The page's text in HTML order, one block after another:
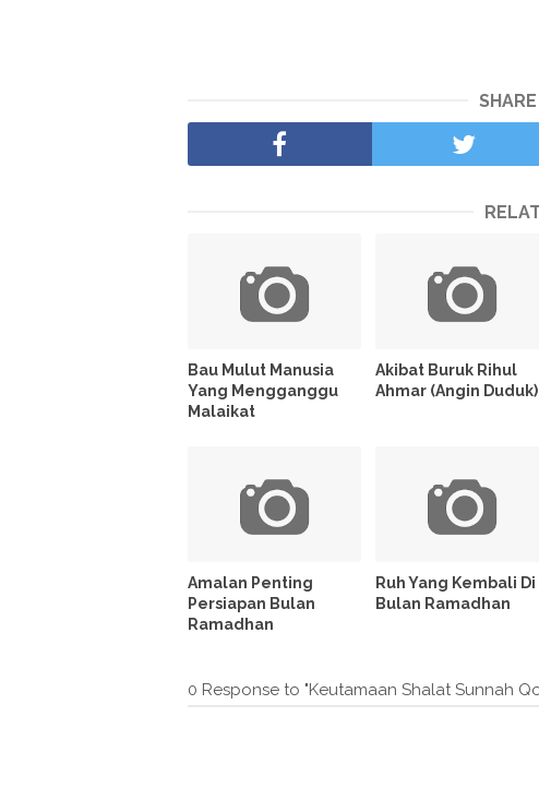
Bau Mulut Manusia
Yang Mengganggu
Malaikat
Akibat Buruk Rihul
Ahmar (Angin Duduk)
Amalan Penting
Persiapan Bulan
Ramadhan
Ruh Yang Kembali Di
Bulan Ramadhan
0 Response to "Keutamaan Shalat Sunnah